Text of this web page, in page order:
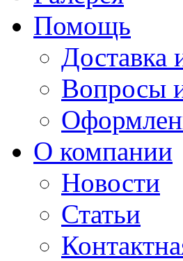
Помощь
Доставка
Вопросы
О компании
Новости
Статьи